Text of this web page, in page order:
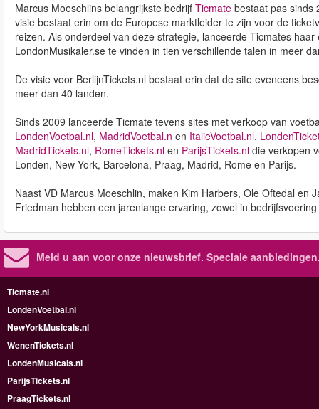
Marcus Moeschlins belangrijkste bedrijf Ticmate bestaat pas sinds
visie bestaat erin om de Europese marktleider te zijn voor de
reizen. Als onderdeel van deze strategie, lanceerde Ticmates
LondonMusikaler.se te vinden in tien verschillende talen in meer
De visie voor BerlijnTickets.nl bestaat erin dat de site eveneens
meer dan 40 landen.
Sinds 2009 lanceerde Ticmate tevens sites met verkoop van
LondenVoetbal.nl, MadridVoetbal.n en ItalieVoetbal.nl.
MadridTickets.nl, RomeTickets.nl en ParijsTickets.nl die verkopen
Londen, New York, Barcelona, Praag, Madrid, Rome en Parijs.
Naast VD Marcus Moeschlin, maken Kim Harbers, Ole Oftedal
Friedman hebben een jarenlange ervaring, zowel in
Meld u aan voor onze nieuwsbrief. Speciale
Ticmate.nl
LondenVoetbal.nl
NewYorkMusicals.nl
WenenTickets.nl
LondenMusicals.nl
ParijsTickets.nl
PraagTickets.nl